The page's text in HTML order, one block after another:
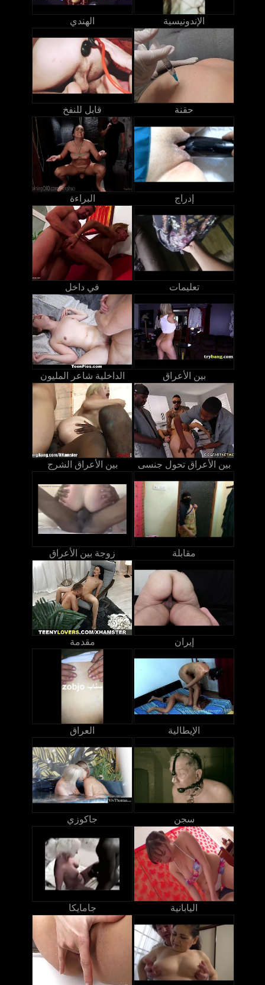
الهندي الإندونيسية
قابل للنفخ حقنة
البراءة إدراج
في داخل تعليمات
الداخلية شاعر المليون بين الأعراق
بين الأعراق الشرج بين الأعراق تحول جنسى
زوجة بين الأعراق مقابلة
مقدمة إيران
العراق الإيطالية
جاكوزي سجن
جامايكا اليابانية